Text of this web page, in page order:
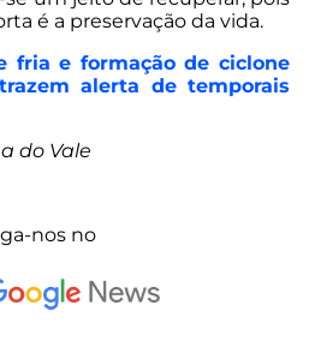
é a preservação da vida.
fria e formação de ciclone
alerta de temporais
do Vale
nos no